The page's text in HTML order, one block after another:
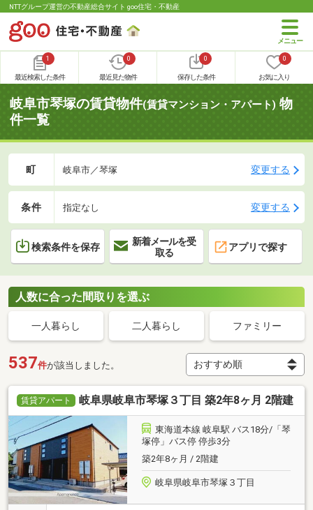
NTTグループ運営の不動産総合サイト goo住宅・不動産
1
最近検索した条件
0
最近見た物件
0
保存した条件
0
お気に入り
岐阜市琴塚の賃貸物件(賃貸マンション・アパート) 物
件一覧
町 岐阜市／琴塚 変更する
条件 指定なし 変更する
検索条件を保存
新着メールを受
取る
アプリで探す
人数に合った間取りを選ぶ
一人暮らし 二人暮らし ファミリー
537件が該当しました。
賃貸アパート 岐阜県岐阜市琴塚３丁目 築2年8ヶ月 2階建
東海道本線 岐阜駅 バス18分/「琴
塚停」バス停 停歩3分
築2年8ヶ月 / 2階建
岐阜県岐阜市琴塚３丁目